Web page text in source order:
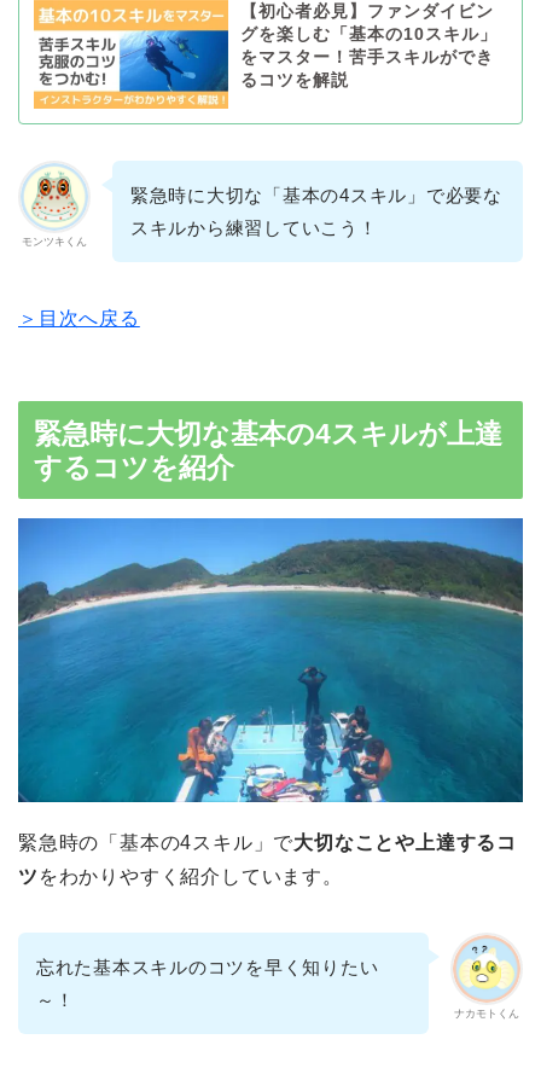
【初心者必見】ファンダイビン
グを楽しむ「基本の10スキル」
をマスター！苦手スキルができ
るコツを解説
モンツキくん
緊急時に大切な「基本の4スキル」で必要な
スキルから練習していこう！
＞目次へ戻る
緊急時に大切な基本の4スキルが上達
するコツを紹介
緊急時の「基本の4スキル」で大切なことや上達するコ
ツ をわかりやすく紹介しています。
ナカモトくん
忘れた基本スキルのコツを早く知りたい
～！